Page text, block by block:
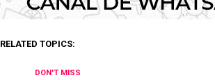
RELATED TOPICS:
DON'T MISS